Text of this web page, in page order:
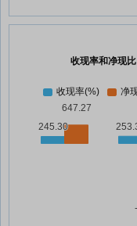
收现率和净现比